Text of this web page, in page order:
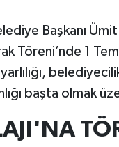
Başkanı
Töreni’nde 1
başta olmak